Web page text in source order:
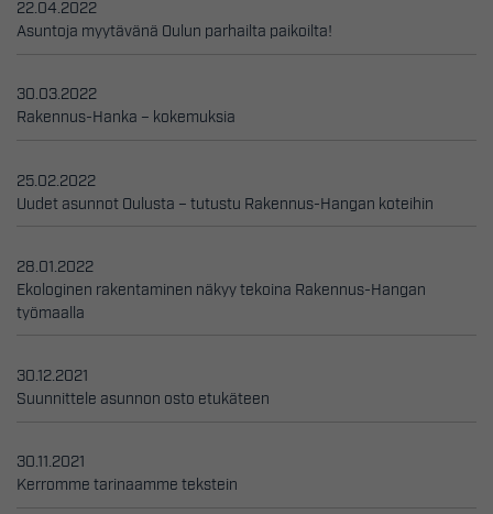
22.04.2022
Asuntoja myytävänä Oulun parhailta paikoilta!
30.03.2022
Rakennus-Hanka – kokemuksia
25.02.2022
Uudet asunnot Oulusta – tutustu Rakennus-Hangan koteihin
28.01.2022
Ekologinen rakentaminen näkyy tekoina Rakennus-Hangan
työmaalla
30.12.2021
Suunnittele asunnon osto etukäteen
30.11.2021
Kerromme tarinaamme tekstein